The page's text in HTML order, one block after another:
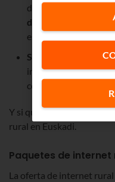
donde vivas. Y si a tu
de Euskaltel
estable que el ADSL,
Sin cables y
instalas tú mismo
configuración sencilla.
Y si quieres, puedes
rural en Euskadi.
Paquetes de
La oferta de internet